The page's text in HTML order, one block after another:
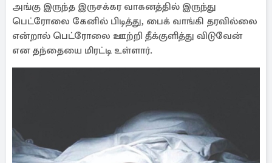
அங்கு இருந்த இருசக்கர வாகனத்தில் இருந்து
பெட்ரோலை கேனில் பிடித்து, பைக் வாங்கி தரவில்லை
என்றால் பெட்ரோலை ஊற்றி தீக்குளித்து விடுவேன்
என தந்தையை மிரட்டி உள்ளார்.